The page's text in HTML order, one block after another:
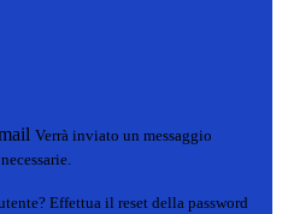
Verrà inviato un messaggio
Effettua il reset della password